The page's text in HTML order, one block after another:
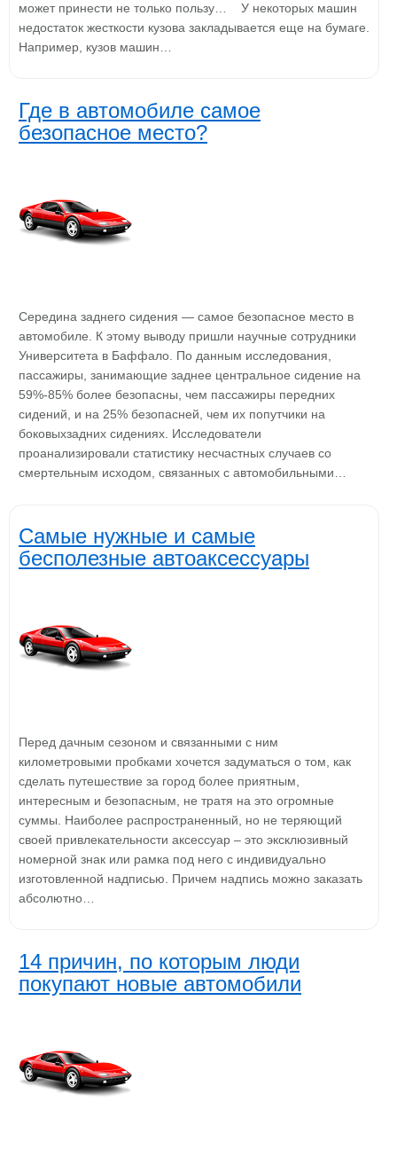
может принести не только пользу… У некоторых машин
недостаток жесткости кузова закладывается еще на бумаге.
Например, кузов машин…
Где в автомобиле самое
безопасное место?
Середина заднего сидения — самое безопасное место в
автомобиле. К этому выводу пришли научные сотрудники
Университета в Баффало. По данным исследования,
пассажиры, занимающие заднее центральное сидение на
59%-85% более безопасны, чем пассажиры передних
сидений, и на 25% безопасней, чем их попутчики на
боковыхзадних сидениях. Исследователи
проанализировали статистику несчастных случаев со
смертельным исходом, связанных с автомобильными…
Самые нужные и самые
бесполезные автоаксессуары
Перед дачным сезоном и связанными с ним
километровыми пробками хочется задуматься о том, как
сделать путешествие за город более приятным,
интересным и безопасным, не тратя на это огромные
суммы. Наиболее распространенный, но не теряющий
своей привлекательности аксессуар – это эксклюзивный
номерной знак или рамка под него с индивидуально
изготовленной надписью. Причем надпись можно заказать
абсолютно…
14 причин, по которым люди
покупают новые автомобили